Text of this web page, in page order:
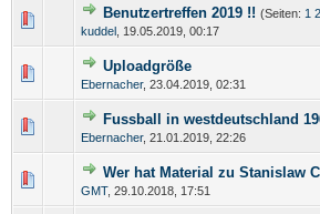
Benutzertreffen 2019 !! (Seiten: 1 2
kuddel 19.05.2019, 00:17
Uploadgröße
Ebernacher, 23.04.2019, 02:31
Fussball in westdeutschland
Ebernacher, 21.01.2019, 22:26
Wer hat Material zu Stanislaw
GMT, 29.10.2018, 17:51